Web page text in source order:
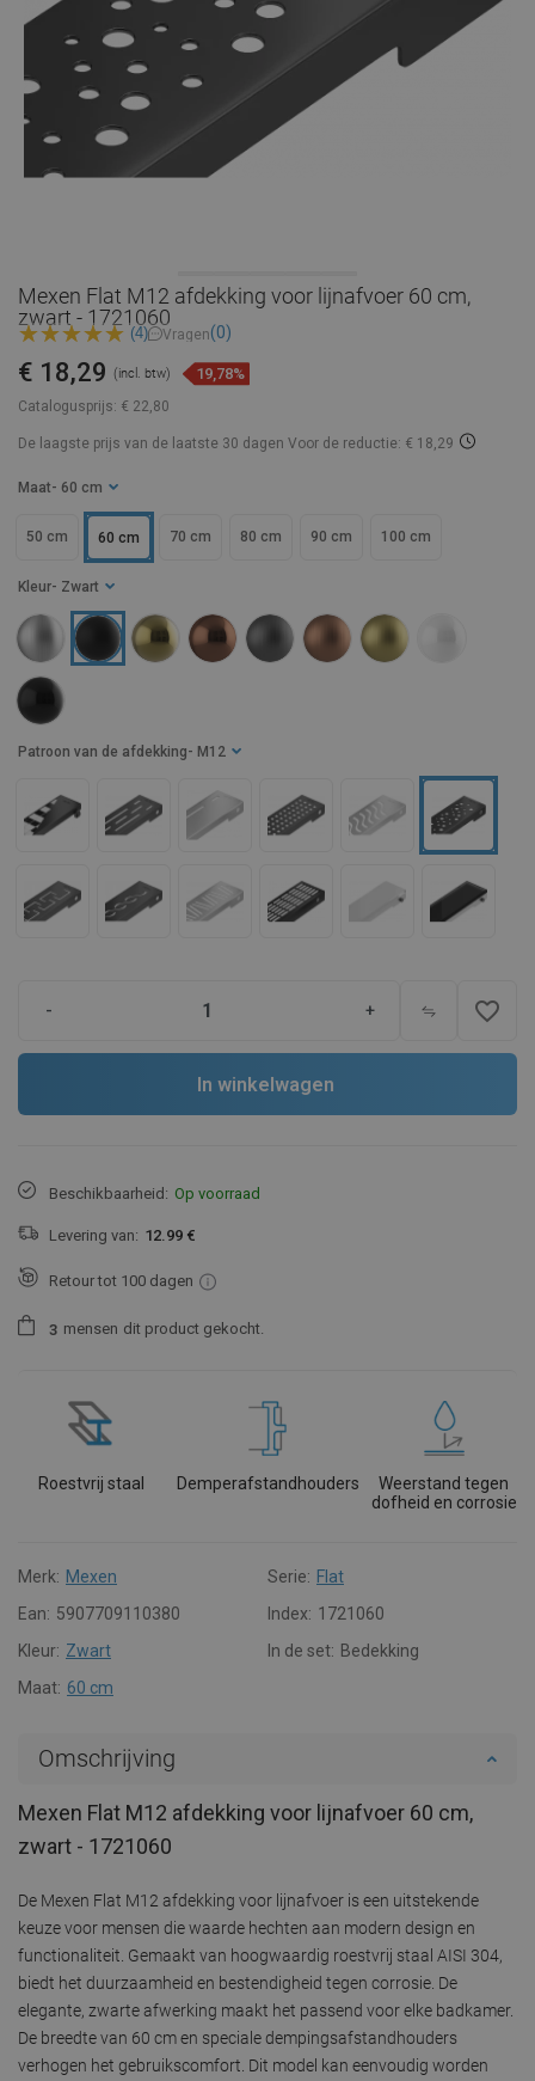
Mexen Flat M12 afdekking voor lijnafvoer 60 cm,
zwart - 1721060
(4) Vragen(0)
Catalogusprijs: € 22,80
€ 18,29 (incl. btw) 19,78%
De laagste prijs van de laatste 30 dagen Voor de reductie: € 18,29
Maat - 60 cm
50 cm 60 cm 70 cm 80 cm 90 cm 100 cm
Kleur - Zwart
Patroon van de afdekking - M12
- + favorite_border
In winkelwagen
Beschikbaarheid: Op voorraad
Levering van: 12.99 €
Retour tot 100 dagen
3 mensen dit product gekocht.
Roestvrij staal Demperafstandhouders
Weerstand tegen
dofheid en corrosie
Merk: Mexen Serie: Flat
Ean: 5907709110380 Index: 1721060
Kleur: Zwart In de set: Bedekking
Maat: 60 cm
Omschrijving
Mexen Flat M12 afdekking voor lijnafvoer 60 cm,
zwart - 1721060
De Mexen Flat M12 afdekking voor lijnafvoer is een uitstekende
keuze voor mensen die waarde hechten aan modern design en
functionaliteit. Gemaakt van hoogwaardig roestvrij staal AISI 304,
biedt het duurzaamheid en bestendigheid tegen corrosie. De
elegante, zwarte afwerking maakt het passend voor elke badkamer.
De breedte van 60 cm en speciale dempingsafstandhouders
verhogen het gebruikscomfort. Dit model kan eenvoudig worden